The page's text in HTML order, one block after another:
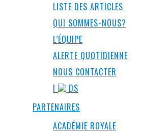
LISTE DES ARTICLES
QUI SOMMES-NOUS?
L’ÉQUIPE
ALERTE QUOTIDIENNE
NOUS CONTACTER
I
DS
PARTENAIRES
ACADÉMIE ROYALE